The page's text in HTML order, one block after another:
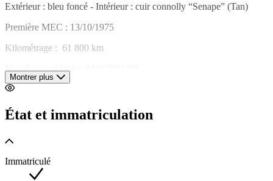
Extérieur : bleu foncé - Intérieur : cuir connolly “Senape” (Tan)
Première MEC : 13/10/1975
Kilométrage : 61 800 km
Numéro de châssis : AM120*128*
Historique :
Cette Maserati Khamsin série 1 fait partie des 29 exemplaires livrés
neuf en France. Celle-ci a été immatriculée en octobre 1975 et n’a
propriétaire actuel en fait l’acquisition. Son historique est donc
barré rouge, certificat maserati, carnets d’origine…)
Montrer plus
État et immatriculation
Immatriculé